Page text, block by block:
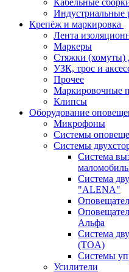
Кабельные
Индустриальные
Крепёж и маркировка
Лента
Маркеры
Стяжки (хомуты)
УЗК, трос и
Прочее
Маркировочные
Клипсы
Оборудование
Микрофоны
Системы
Системы
Система
Система
"ALENA"
Альфа
Система
(TOA)
Системы
Усилители